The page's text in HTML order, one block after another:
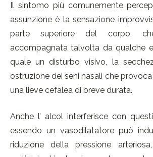
Il sintomo più comunemente
assunzione è la sensazione
parte superiore del corpo,
accompagnata talvolta da qualche
quale un disturbo visivo, la
ostruzione dei seni nasali che
una lieve cefalea di breve durata.
Anche l’ alcol interferisce con
essendo un vasodilatatore può
riduzione della pressione